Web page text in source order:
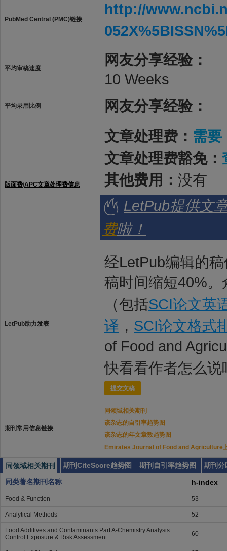
PubMed Central (PMC)链接
http://
平均审稿速度
网友分享经验：
10 Weeks
平均录用比例 网友分享经验：
版面费/APC文章处理费信息
文章处理费： 需要
文章处理费豁免：
其他费用： 没有
LetPub提供文
费啦！
LetPub助力发表
经LetPub编辑的
稿时间缩短40%
（包括SCI论文英
译 ， SCI论文格式
of Food and
快看看作者怎么说
提交文稿
期刊常用信息链接
同领域相关期刊
该杂志的自引率趋势图
该杂志的年文章数趋势图
Emirates Journal of Food and Agriculture
同领域相关期刊 期刊CiteScore趋势图 期刊自引率趋势图
期刊分
同类著名期刊名称
h-index
Food & Function 53
Analytical Methods 52
Food Additives and Contaminants Part A-Chemistry Analysis
Control Exposure & Risk Assessment
60